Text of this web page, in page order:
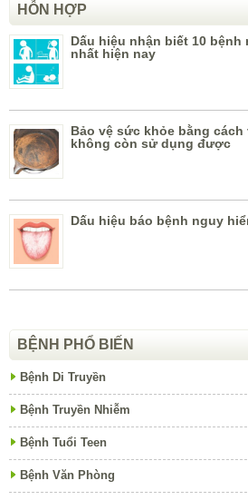
HỖN HỢP
Dấu hiệu nhận biết 10
nhất hiện nay
Bảo vệ sức khỏe bằng
không còn sử dụng được
Dấu hiệu báo bệnh nguy
BỆNH PHỔ BIẾN
Bệnh Di Truyền
Bệnh Truyền Nhiễm
Bệnh Tuổi Teen
Bệnh Văn Phòng